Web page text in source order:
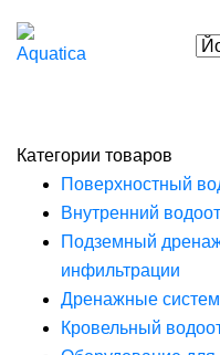
Категории товаров
Поверхностный
Внутренний
Подземный
инфильтрации
Дренажные
Кровельный